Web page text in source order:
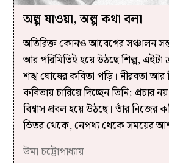
অল্প যাওয়া, অল্প কথা বলা
অতিরিক্ত কোনও আবেগের সঞ্চালন
আর পরিমিতিই হয়ে উঠছে শিল্প,
শঙ্খ ঘোষের কবিতা পড়ি। নীরবতা আর
কবিতায় চারিয়ে দিচ্ছেন তিনি; প্রচার
বিশ্বাস প্রবল হয়ে উঠছে। তাঁর নিজের
ভিতর থেকে, নেপথ্য থেকে সময়ের
উমা চট্টোপাধ্যায়